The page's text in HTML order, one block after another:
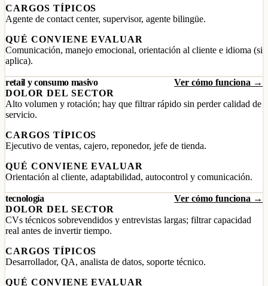
CARGOS TÍPICOS
Agente de contact center, supervisor, agente bilingüe.
QUÉ CONVIENE EVALUAR
Comunicación, manejo emocional, orientación al cliente e idioma (si
aplica).
retail y consumo masivo
Ver cómo funciona →
DOLOR DEL SECTOR
Alto volumen y rotación; hay que filtrar rápido sin perder calidad de
servicio.
CARGOS TÍPICOS
Ejecutivo de ventas, cajero, reponedor, jefe de tienda.
QUÉ CONVIENE EVALUAR
Orientación al cliente, adaptabilidad, autocontrol y comunicación.
tecnología
Ver cómo funciona →
DOLOR DEL SECTOR
CVs técnicos sobrevendidos y entrevistas largas; filtrar capacidad
real antes de invertir tiempo.
CARGOS TÍPICOS
Desarrollador, QA, analista de datos, soporte técnico.
QUÉ CONVIENE EVALUAR